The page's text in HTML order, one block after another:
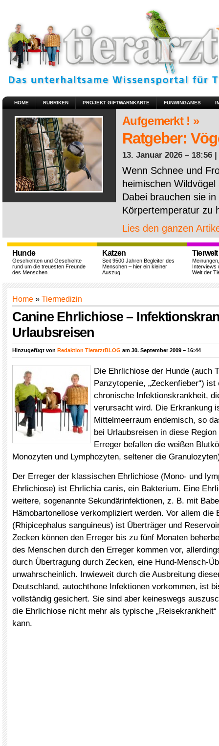
HOME RUBRIKEN PROJEKT GIFTWARNKARTE FUNWINGAMES
Aufgemerkt ! »
Ratgeber:
13. Januar 2026 – 18:56 |
Wenn Schnee und
heimischen
Dabei brauchen sie
Körpertemperatur zu
Lies den ganzen
Hunde
Geschichten und Geschichte
rund um die treuesten Freunde
des Menschen.
Katzen
Seit 9500 Jahren Begleiter des
Menschen – hier ein kleiner
Auszug.
Tierwelt
Interviews
Welt der
Home » Tiermedizin
Canine Ehrlichiose –
Urlaubsreisen
Hinzugefügt von Redaktion TierarztBLOG am 30. September 2009 – 16:44
Die Ehrlichiose der Hunde (auch
Panzytopenie, „Zeckenfieber“)
chronische Infektionskrankheit,
verursacht wird. Die Erkrankung
Mittelmeerraum endemisch, so
bei Urlaubsreisen in diese
Erreger befallen die weißen
Monozyten und Lymphozyten, seltener die
Der Erreger der klassischen Ehrlichiose (Mono- und
Ehrlichiose) ist Ehrlichia canis, ein Bakterium. Eine
weitere, sogenannte Sekundärinfektionen, z. B. mit
Hämobartonellose verkompliziert werden. Vor allem die
(Rhipicephalus sanguineus) ist Überträger und
Zecken können den Erreger bis zu fünf Monaten
des Menschen durch den Erreger kommen vor,
durch Übertragung durch Zecken, eine Hund-Mensch-
unwahrscheinlich. Inwieweit durch die Ausbreitung
Deutschland, autochthone Infektionen vorkommen, ist
vollständig gesichert. Sie sind aber keineswegs
die Ehrlichiose nicht mehr als typische „Reisekrankheit“
kann.